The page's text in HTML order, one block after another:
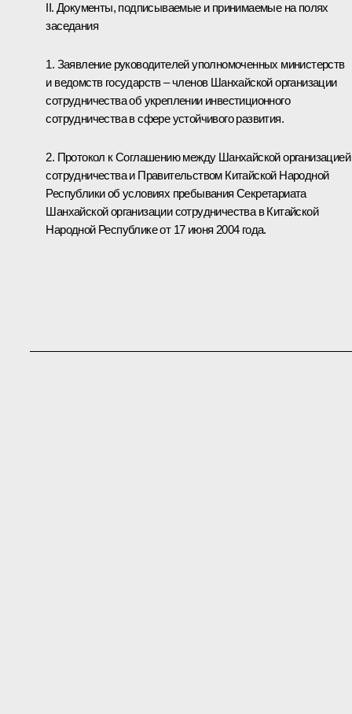
II. Документы, подписываемые и принимаемые на полях
заседания
1. Заявление руководителей уполномоченных министерств
и ведомств государств – членов Шанхайской организации
сотрудничества об укреплении инвестиционного
сотрудничества в сфере устойчивого развития.
2. Протокол к Соглашению между Шанхайской организацией
сотрудничества и Правительством Китайской Народной
Республики об условиях пребывания Секретариата
Шанхайской организации сотрудничества в Китайской
Народной Республике от 17 июня 2004 года.